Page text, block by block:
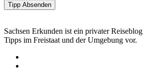
Tipp Absenden
Sachsen Erkunden ist ein privater
Tipps im Freistaat und der Umgebung vor.